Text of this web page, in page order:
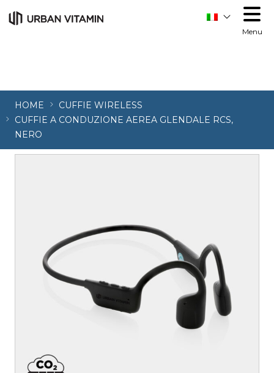
Menu
HOME
CUFFIE WIRELESS
CUFFIE A CONDUZIONE AEREA GLENDALE RCS,
NERO